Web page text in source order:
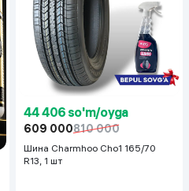
44 406 so'm/oyga
609 000810 000
Шина Charmhoo Cho1 165/70
R13, 1 шт